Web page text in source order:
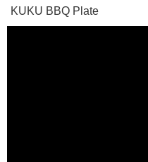
KUKU BBQ Plate